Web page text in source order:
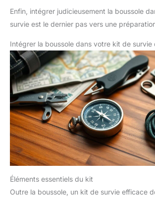
Enfin, intégrer judicieusement la boussole
survie est le dernier pas vers une
Intégrer la boussole dans votre kit de survie
Éléments essentiels du kit
Outre la boussole, un kit de survie efficace